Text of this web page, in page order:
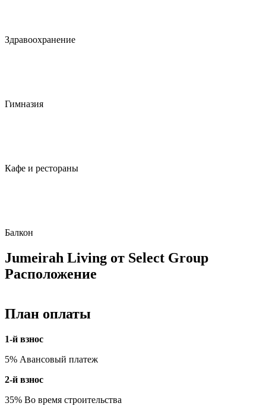
Здравоохранение
Гимназия
Кафе и рестораны
Балкон
Jumeirah Living от Select Group
Расположение
План оплаты
1-й взнос
5% Авансовый платеж
2-й взнос
35% Во время строительства